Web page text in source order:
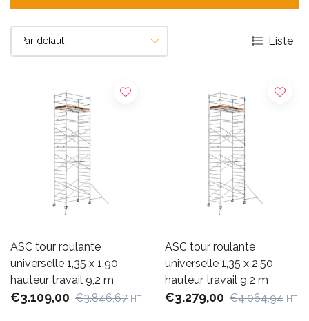
Liste
ASC tour roulante
universelle 1,35 x 1,90
hauteur travail 9,2 m
€3.109,00 €3.846,67 HT
ASC tour roulante
universelle 1,35 x 2,50
hauteur travail 9,2 m
€3.279,00 €4.064,94 HT